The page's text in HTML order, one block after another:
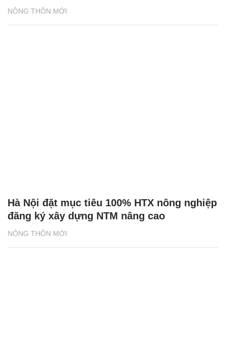
NÔNG THÔN MỚI
NÔNG THÔN MỚI
Hà Nội đặt mục tiêu 100% HTX nông nghiệp
đăng ký xây dựng NTM nâng cao